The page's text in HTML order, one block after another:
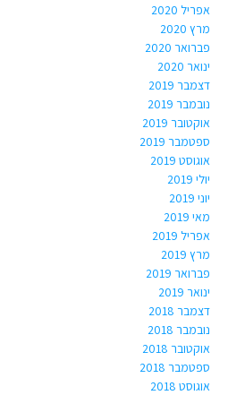
אפריל 2020
מרץ 2020
פברואר 2020
ינואר 2020
דצמבר 2019
נובמבר 2019
אוקטובר 2019
ספטמבר 2019
אוגוסט 2019
יולי 2019
יוני 2019
מאי 2019
אפריל 2019
מרץ 2019
פברואר 2019
ינואר 2019
דצמבר 2018
נובמבר 2018
אוקטובר 2018
ספטמבר 2018
אוגוסט 2018